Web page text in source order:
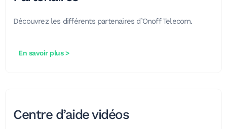
Découvrez les différents partenaires d’Onoff Telecom.
En savoir plus >
Centre d’aide vidéos